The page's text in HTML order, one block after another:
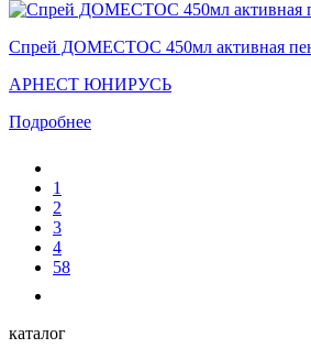
Спрей ДОМЕСТОС 450мл активная
АРНЕСТ ЮНИРУСЬ
Подробнее
1
2
3
4
58
каталог